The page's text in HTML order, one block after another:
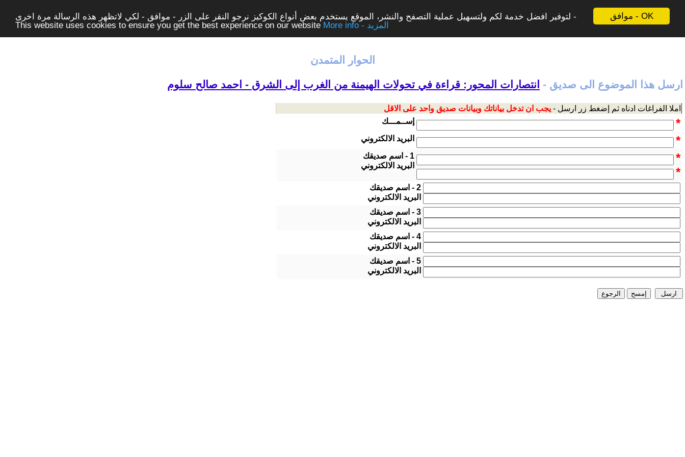
موافق - OK
لتوفير افضل خدمة لكم ولتسهيل عملية التصفح والنشر، الموقع يستخدم بعض أنواع الكوكيز نرجو النقر على الزر - موافق - لكي لاتظهر هذه الرسالة مرة اخرى -
This website uses cookies to ensure you get the best experience on our website
More info - المزيد
الحوار المتمدن
ارسل هذا الموضوع الى صديق - انتصارات المحور: قراءة في تحولات الهيمنة من الغرب إلى الشرق - احمد صالح سلوم
املا الفراغات ادناه ثم إضغط زر ارسل - يجب ان تدخل بياناتك وبيانات صديق واحد على الاقل
* إســمـــك
* البريد الالكتروني
*
*
1 - اسم صديقك
البريد الالكتروني
2 - اسم صديقك
البريد الالكتروني
3 - اسم صديقك
البريد الالكتروني
4 - اسم صديقك
البريد الالكتروني
5 - اسم صديقك
البريد الالكتروني